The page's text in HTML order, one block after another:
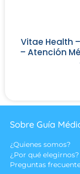
Vitae Health
– Atención
Sobre Guía
¿Quienes somos?
¿Por qué elegirnos?
Preguntas